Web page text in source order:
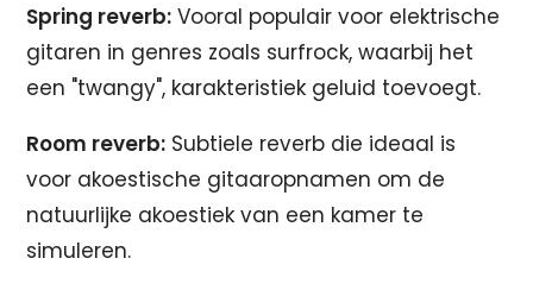
Spring reverb: Vooral populair voor elektrische
gitaren in genres zoals surfrock, waarbij het
een "twangy", karakteristiek geluid toevoegt.
Room reverb: Subtiele reverb die ideaal is
voor akoestische gitaaropnamen om de
natuurlijke akoestiek van een kamer te
simuleren.